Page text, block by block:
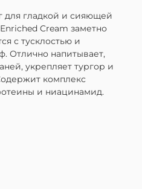
для гладкой и сияющей
Cream заметно
с тусклостью и
Отлично напитывает,
укрепляет тургор и
комплекс
и ниацинамид.